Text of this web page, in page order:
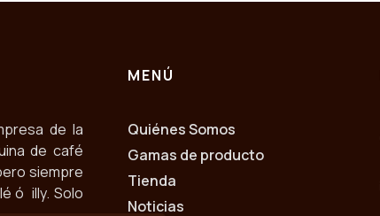
de la
de café
siempre
ó illy. Solo
MENÚ
Quiénes Somos
Gamas de producto
Tienda
Noticias